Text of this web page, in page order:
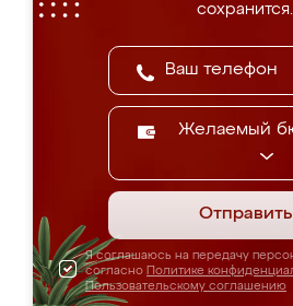
сохранится.
Желаемый
Отправить
Я соглашаюсь на передачу
согласно Политике
Пользовательскому соглашению